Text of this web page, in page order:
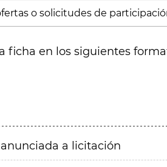
o solicitudes de
ficha en los siguientes
a licitación